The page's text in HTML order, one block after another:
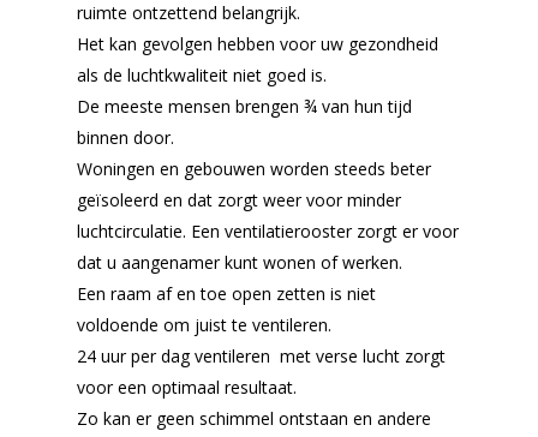
ruimte ontzettend belangrijk.
Het kan gevolgen hebben voor uw gezondheid
als de luchtkwaliteit niet goed is.
De meeste mensen brengen ¾ van hun tijd
binnen door.
Woningen en gebouwen worden steeds beter
geïsoleerd en dat zorgt weer voor minder
luchtcirculatie. Een ventilatierooster zorgt er voor
dat u aangenamer kunt wonen of werken.
Een raam af en toe open zetten is niet
voldoende om juist te ventileren.
24 uur per dag ventileren met verse lucht zorgt
voor een optimaal resultaat.
Zo kan er geen schimmel ontstaan en andere